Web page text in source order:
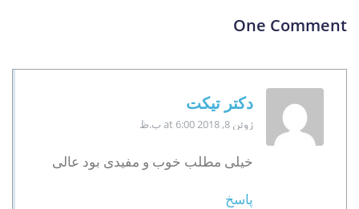
One Comment
دكتر تيكت
ژوئن 8, 2018 at 6:00 ب.ظ
خیلی مطلب خوب و مفیدی بود عالی
پاسخ